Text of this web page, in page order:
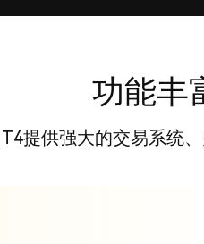
功能丰
提供强大的交易系统